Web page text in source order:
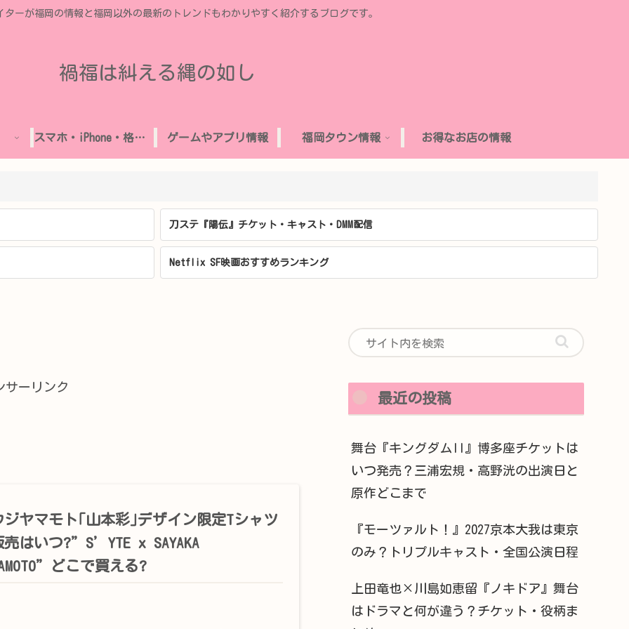
ターが福岡の情報と福岡以外の最新のトレンドもわかりやすく紹介するブログです。
禍福は糾える縄の如し
スマホ・iPhone・格安SIM ゲームやアプリ情報 福岡タウン情報 お得なお店の情報
刀ステ『陽伝』チケット・キャスト・DMM配信
Netflix SF映画おすすめランキング
サーリンク
ジヤマモト｢山本彩｣デザイン限定Tシャツ
売はいつ?”S’YTE x SAYAKA
どこで買える?
最近の投稿
舞台『キングダムII』博多座チケットは
いつ発売？三浦宏規・高野洸の出演日と
原作どこまで
『モーツァルト！』2027京本大我は東京
のみ？トリプルキャスト・全国公演日程
上田竜也×川島如恵留『ノキドア』舞台
はドラマと何が違う？チケット・役柄ま